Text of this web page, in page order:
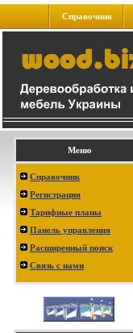
Справочник
Меню
Справочник
Регистрация
Тарифные планы
Панель управления
Расширенный поиск
Связь с нами